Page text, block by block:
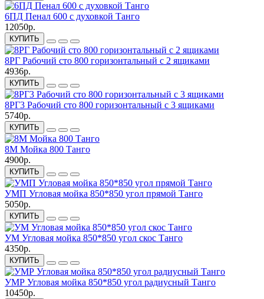
6ПД Пенал 600 с духовкой Танго
12050р.
КУПИТЬ
8РГ Рабочий сто 800 горизонтальный с 2 ящиками
4936р.
КУПИТЬ
8РГ3 Рабочий сто 800 горизонтальный с 3 ящиками
5740р.
КУПИТЬ
8М Мойка 800 Танго
4900р.
КУПИТЬ
УМП Угловая мойка 850*850 угол прямой Танго
5050р.
КУПИТЬ
УМ Угловая мойка 850*850 угол скос Танго
4350р.
КУПИТЬ
УМР Угловая мойка 850*850 угол радиусный Танго
10450р.